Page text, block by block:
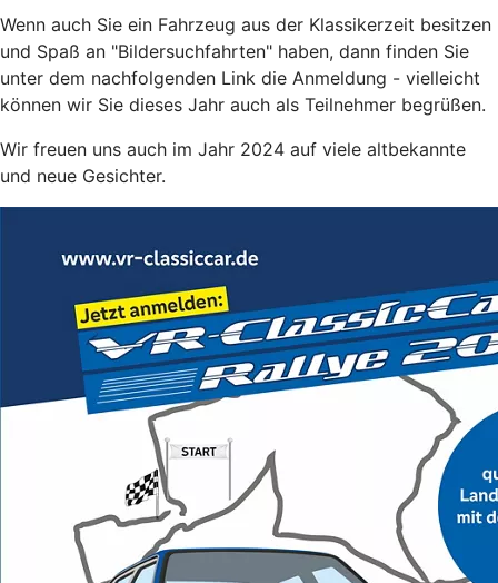
Wenn auch Sie ein Fahrzeug aus der Klassikerzeit besitzen
und Spaß an "Bildersuchfahrten" haben, dann finden Sie
unter dem nachfolgenden Link die Anmeldung - vielleicht
können wir Sie dieses Jahr auch als Teilnehmer begrüßen.
Wir freuen uns auch im Jahr 2024 auf viele altbekannte
und neue Gesichter.